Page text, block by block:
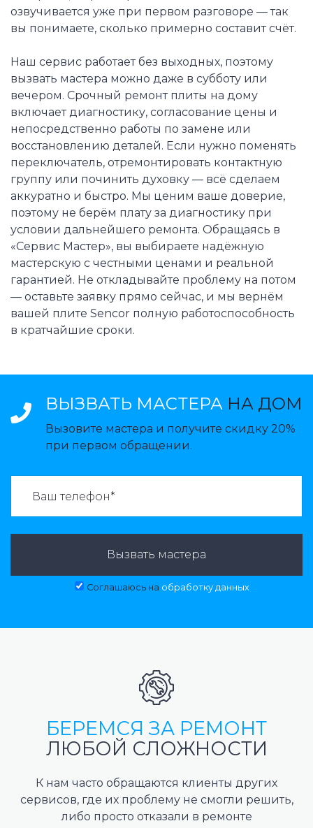
озвучивается уже при первом разговоре — так
вы понимаете, сколько примерно составит счёт.
Наш сервис работает без выходных, поэтому
вызвать мастера можно даже в субботу или
вечером. Срочный ремонт плиты на дому
включает диагностику, согласование цены и
непосредственно работы по замене или
восстановлению деталей. Если нужно поменять
переключатель, отремонтировать контактную
группу или починить духовку — всё сделаем
аккуратно и быстро. Мы ценим ваше доверие,
поэтому не берём плату за диагностику при
условии дальнейшего ремонта. Обращаясь в
«Сервис Мастер», вы выбираете надёжную
мастерскую с честными ценами и реальной
гарантией. Не откладывайте проблему на потом
— оставьте заявку прямо сейчас, и мы вернём
вашей плите Sencor полную работоспособность
в кратчайшие сроки.
ВЫЗВАТЬ МАСТЕРА НА ДОМ
Вызовите мастера и получите скидку 20%
при первом обращении.
Вызвать мастера
Соглашаюсь на обработку данных
БЕРЕМСЯ ЗА РЕМОНТ
ЛЮБОЙ СЛОЖНОСТИ
К нам часто обращаются клиенты других
сервисов, где их проблему не смогли решить,
либо просто отказали в ремонте